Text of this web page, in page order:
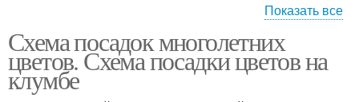
клумба
Показать все
Схема посадок многолетних
цветов. Схема посадки цветов на
клумбе